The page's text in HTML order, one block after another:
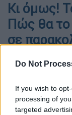
Do Not
If you wish to
processing of
targeted
Κι όμως!
Πώς θα το
σε